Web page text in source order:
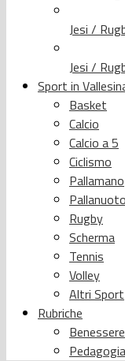
Jesi /
Jesi /
Sport in
Basket
Calcio
Calcio a 5
Ciclismo
Pallamano
Pallanuoto
Rugby
Scherma
Tennis
Volley
Altri Sport
Rubriche
Benessere